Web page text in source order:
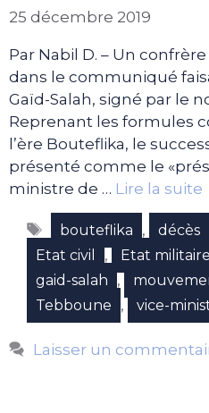
25 décembre 2019
Par Nabil D. – Un
dans le communiqué
Gaïd-Salah, signé par le
Reprenant les formules
l’ère Bouteflika, le
présenté comme le
ministre de … Lire la suite
Étiquettes
bouteflika , décès
Etat civil , Etat militaire
gaid-salah ,
Tebboune , vice-
Laisser un